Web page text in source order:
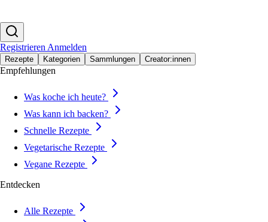
Registrieren Anmelden
Rezepte Kategorien Sammlungen Creator:innen
Empfehlungen
Was koche ich heute?
Was kann ich backen?
Schnelle Rezepte
Vegetarische Rezepte
Vegane Rezepte
Entdecken
Alle Rezepte